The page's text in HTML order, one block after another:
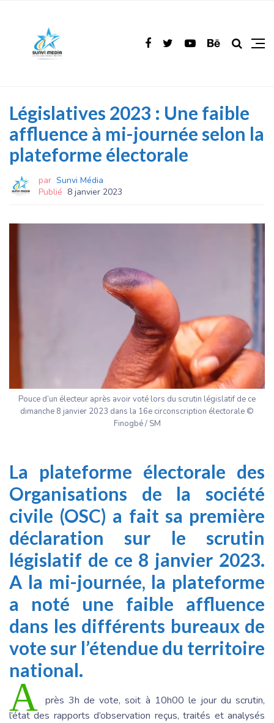
Législatives 2023 : Une faible
affluence à mi-journée selon la
plateforme électorale
par Sunvi Média
Publié 8 janvier 2023
Pouce d’un électeur après avoir voté lors du scrutin législatif de ce
dimanche 8 janvier 2023 dans la 16e circonscription électorale ©
Finogbé / SM
La plateforme électorale des
Organisations de la société
civile (OSC) a fait sa première
déclaration sur le scrutin
législatif de ce 8 janvier 2023.
A la mi-journée, la plateforme
a noté une faible affluence
dans les différents bureaux de
vote sur l’étendue du territoire
national.
A près 3h de vote, soit à 10h00 le jour du scrutin,
l’état des rapports d’observation reçus, traités et analysés